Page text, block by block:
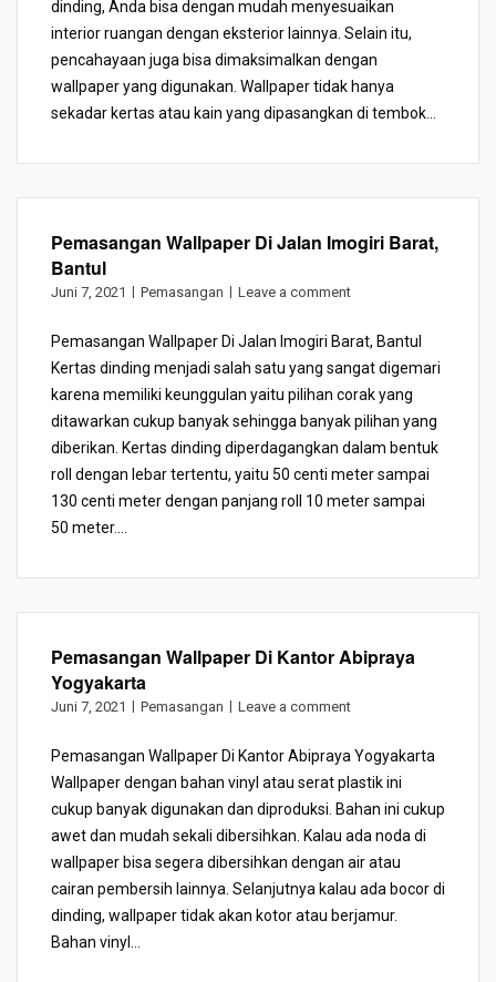
dinding, Anda bisa dengan mudah menyesuaikan
interior ruangan dengan eksterior lainnya. Selain itu,
pencahayaan juga bisa dimaksimalkan dengan
wallpaper yang digunakan. Wallpaper tidak hanya
sekadar kertas atau kain yang dipasangkan di tembok...
Pemasangan Wallpaper Di Jalan Imogiri Barat,
Bantul
Juni 7, 2021 Pemasangan Leave a comment
Pemasangan Wallpaper Di Jalan Imogiri Barat, Bantul
Kertas dinding menjadi salah satu yang sangat digemari
karena memiliki keunggulan yaitu pilihan corak yang
ditawarkan cukup banyak sehingga banyak pilihan yang
diberikan. Kertas dinding diperdagangkan dalam bentuk
roll dengan lebar tertentu, yaitu 50 centi meter sampai
130 centi meter dengan panjang roll 10 meter sampai
50 meter....
Pemasangan Wallpaper Di Kantor Abipraya
Yogyakarta
Juni 7, 2021 Pemasangan Leave a comment
Pemasangan Wallpaper Di Kantor Abipraya Yogyakarta
Wallpaper dengan bahan vinyl atau serat plastik ini
cukup banyak digunakan dan diproduksi. Bahan ini cukup
awet dan mudah sekali dibersihkan. Kalau ada noda di
wallpaper bisa segera dibersihkan dengan air atau
cairan pembersih lainnya. Selanjutnya kalau ada bocor di
dinding, wallpaper tidak akan kotor atau berjamur.
Bahan vinyl...